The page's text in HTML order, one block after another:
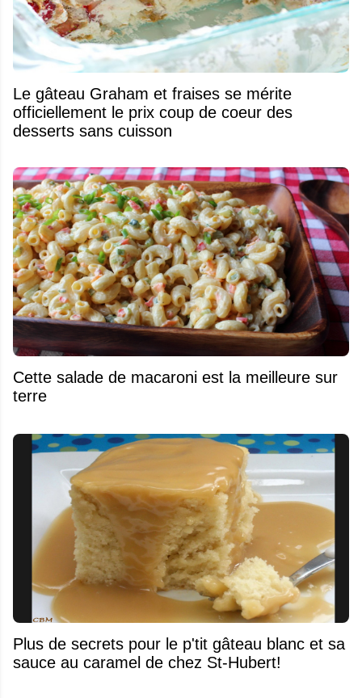
Le gâteau Graham et fraises se mérite
officiellement le prix coup de coeur des
desserts sans cuisson
Cette salade de macaroni est la meilleure sur
terre
Plus de secrets pour le p'tit gâteau blanc et sa
sauce au caramel de chez St-Hubert!